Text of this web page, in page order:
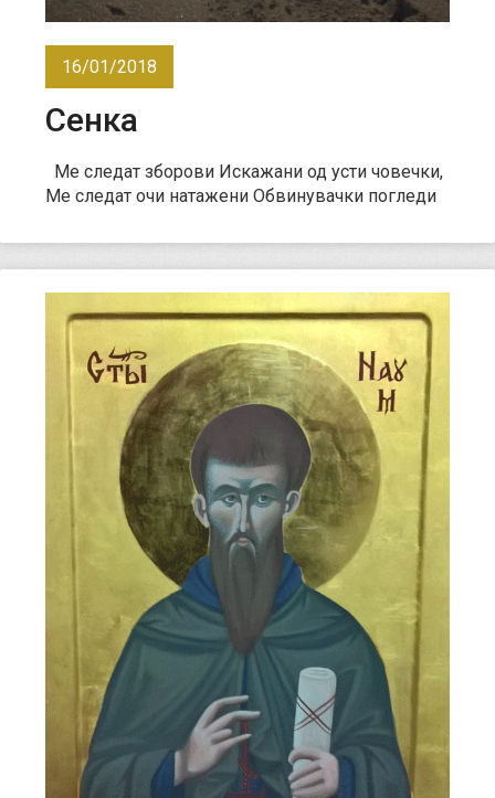
16/01/2018
Сенка
Ме следат зборови Искажани од усти човечки,
Ме следат очи натажени Обвинувачки погледи